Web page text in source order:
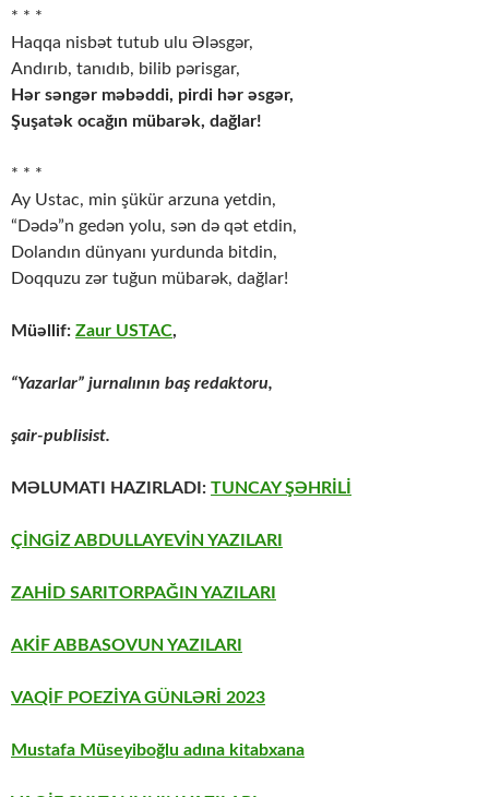
* * *
Haqqa nisbət tutub ulu Ələsgər,
Andırıb, tanıdıb, bilib pərisgar,
Hər səngər məbəddi, pirdi hər əsgər,
Şuşatək ocağın mübarək, dağlar!
* * *
Ay Ustac, min şükür arzuna yetdin,
“Dədə”n gedən yolu, sən də qət etdin,
Dolandın dünyanı yurdunda bitdin,
Doqquzu zər tuğun mübarək, dağlar!
Müəllif: Zaur USTAC,
“Yazarlar” jurnalının baş redaktoru,
şair-publisist.
MƏLUMATI HAZIRLADI: TUNCAY ŞƏHRİLİ
ÇİNGİZ ABDULLAYEVİN YAZILARI
ZAHİD SARITORPAĞIN YAZILARI
AKİF ABBASOVUN YAZILARI
VAQİF POEZİYA GÜNLƏRİ 2023
Mustafa Müseyiboğlu adına kitabxana